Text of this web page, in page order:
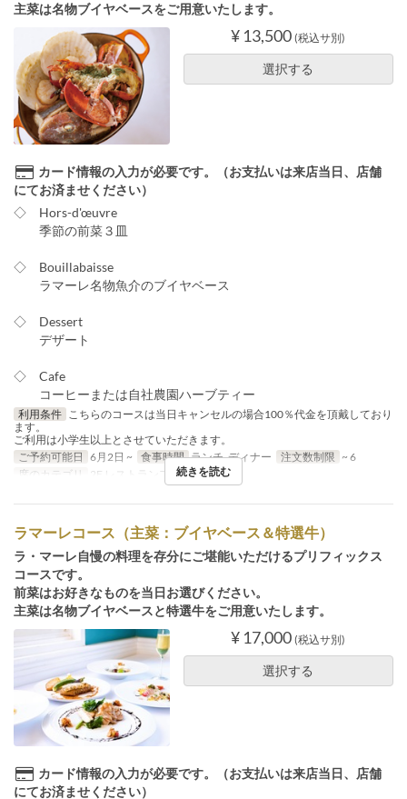
主菜は名物ブイヤベースをご用意いたします。
¥ 13,500 (税込サ別)
選択する
カード情報の入力が必要です。（お支払いは来店当日、店舗
にてお済ませください）
◇ Hors-d'œuvre
季節の前菜３皿
◇ Bouillabaisse
ラマーレ名物魚介のブイヤベース
◇ Dessert
デザート
◇ Cafe
コーヒーまたは自社農園ハーブティー
利用条件
こちらのコースは当日キャンセルの場合100％代金を頂戴しており
ます。
ご利用は小学生以上とさせていただきます。
ご予約可能日 6月2日 ~ 食事時間 ランチ, ディナー 注文数制限 ~ 6
席のカテゴリ
2F レストランフロア続きを読む
ラマーレコース（主菜：ブイヤベース＆特選牛）
ラ・マーレ自慢の料理を存分にご堪能いただけるプリフィックス
コースです。
前菜はお好きなものを当日お選びください。
主菜は名物ブイヤベースと特選牛をご用意いたします。
¥ 17,000 (税込サ別)
選択する
カード情報の入力が必要です。（お支払いは来店当日、店舗
にてお済ませください）